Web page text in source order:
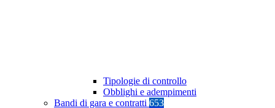
Tipologie di controllo
Obblighi e adempimenti
Bandi di gara e contratti 653